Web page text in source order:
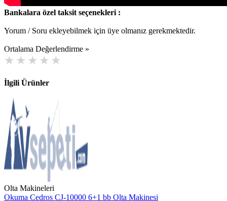
Bankalara özel taksit seçenekleri :
Yorum / Soru ekleyebilmek için üye olmanız gerekmektedir.
Ortalama Değerlendirme »
İlgili Ürünler
Olta Makineleri
Okuma Cedros CJ-10000 6+1 bb Olta Makinesi